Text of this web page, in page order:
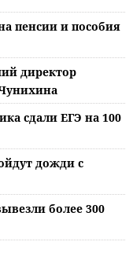
пенсии и пособия
директор
сдали ЕГЭ на 100
дожди с
более 300